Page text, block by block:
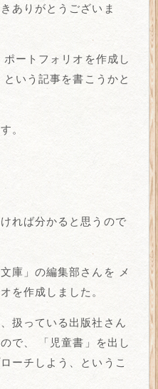
ありがとうございま
ポートフォリオを作成し
という記事を書こうかと
。
れば分かると思うので
庫」の編集部さんを メ
を作成しました。
扱っている出版社さん
で、
「児童書」を出し
ーチしよう、というこ